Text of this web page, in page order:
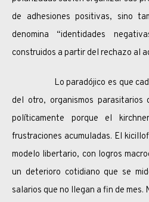
de adhesiones positivas, sino
denomina “identidades
construidos a partir del rechazo al
Lo paradójico es que cada
del otro, organismos
políticamente porque el
frustraciones acumuladas. El
modelo libertario, con logros
un deterioro cotidiano que se
salarios que no llegan a fin de mes.